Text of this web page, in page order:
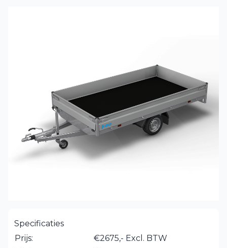
Specificaties
Prijs:
€2675,- Excl. BTW